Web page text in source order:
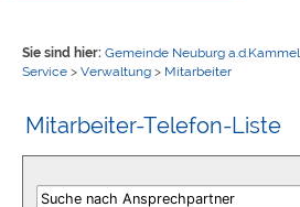
Sie sind hier: Gemeinde Neuburg a.d.Kammel
Service> Verwaltung> Mitarbeiter
Mitarbeiter-Telefon-Liste